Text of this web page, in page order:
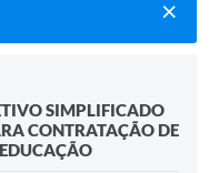
SIMPLIFICADO
CONTRATAÇÃO DE